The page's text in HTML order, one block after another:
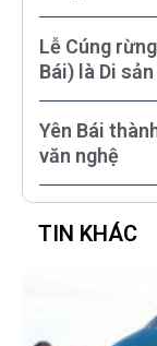
Lễ Cúng
Bái) là Di
Yên Bái
văn nghệ
TIN KHÁC